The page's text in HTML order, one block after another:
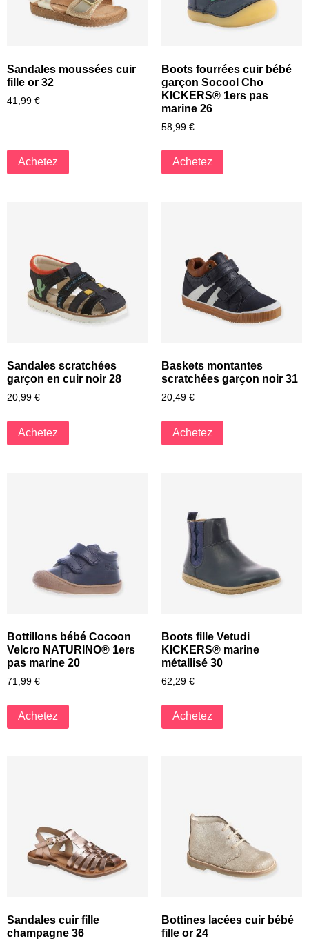
Sandales moussées cuir
fille or 32
41,99 €
Achetez
Boots fourrées cuir bébé
garçon Socool Cho
KICKERS® 1ers pas
marine 26
58,99 €
Achetez
Sandales scratchées
garçon en cuir noir 28
20,99 €
Achetez
Baskets montantes
scratchées garçon noir 31
20,49 €
Achetez
Bottillons bébé Cocoon
Velcro NATURINO® 1ers
pas marine 20
71,99 €
Achetez
Boots fille Vetudi
KICKERS® marine
métallisé 30
62,29 €
Achetez
Sandales cuir fille
champagne 36
Bottines lacées cuir bébé
fille or 24